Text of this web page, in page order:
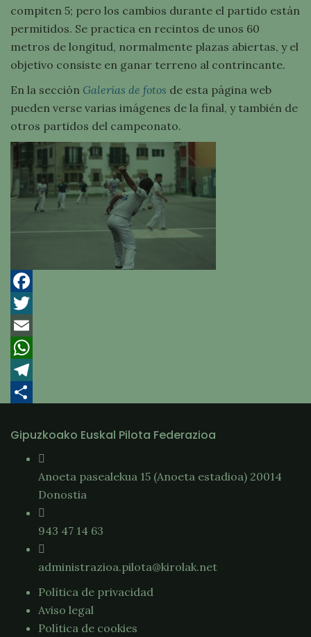
compiten 5; pero los cambios durante el partido están
permitidos. Se practica en recintos de unos 60
metros de longitud, normalmente plazas abiertas, y el
objetivo consiste en ganar terreno al contrincante.
En la sección Galerías de fotos de esta página web
pueden verse varias imágenes de la final, y también de
otros partidos del campeonato.
Facebook
Twitter
Email
WhatsApp
Telegram
Gipuzkoako Euskal Pilota Federazioa
Anoeta pasealekua 15 (Anoeta estadioa) 20014
Donostia
943 47 14 63
administrazioa.pilota@kirolak.net
Política de privacidad
Aviso legal
Política de cookies